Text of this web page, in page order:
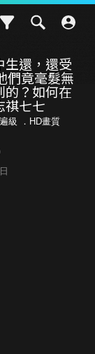
生還，還受
們竟毫髮無
的？如何在
祺七七
級 ．HD畫質